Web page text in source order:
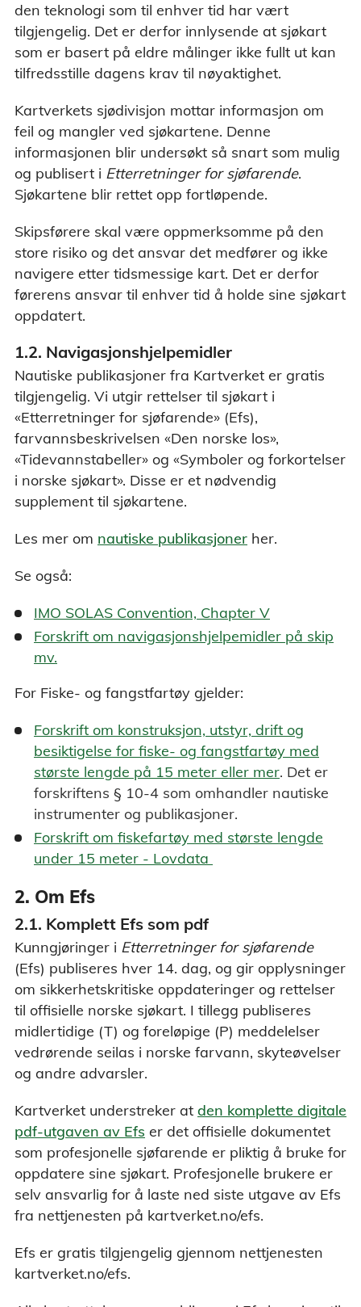
den teknologi som til enhver tid har vært
tilgjengelig. Det er derfor innlysende at sjøkart
som er basert på eldre målinger ikke fullt ut kan
tilfredsstille dagens krav til nøyaktighet.
Kartverkets sjødivisjon mottar informasjon om
feil og mangler ved sjøkartene. Denne
informasjonen blir undersøkt så snart som mulig
og publisert i Etterretninger for sjøfarende.
Sjøkartene blir rettet opp fortløpende.
Skipsførere skal være oppmerksomme på den
store risiko og det ansvar det medfører og ikke
navigere etter tidsmessige kart. Det er derfor
førerens ansvar til enhver tid å holde sine sjøkart
oppdatert.
1.2. Navigasjonshjelpemidler
Nautiske publikasjoner fra Kartverket er gratis
tilgjengelig. Vi utgir rettelser til sjøkart i
«Etterretninger for sjøfarende» (Efs),
farvannsbeskrivelsen «Den norske los»,
«Tidevannstabeller» og «Symboler og forkortelser
i norske sjøkart». Disse er et nødvendig
supplement til sjøkartene.
Les mer om nautiske publikasjoner her.
Se også:
IMO SOLAS Convention, Chapter V
Forskrift om navigasjonshjelpemidler på skip
mv.
For Fiske- og fangstfartøy gjelder:
Forskrift om konstruksjon, utstyr, drift og
besiktigelse for fiske- og fangstfartøy med
største lengde på 15 meter eller mer. Det er
forskriftens § 10-4 som omhandler nautiske
instrumenter og publikasjoner.
Forskrift om fiskefartøy med største lengde
under 15 meter - Lovdata
2. Om Efs
2.1. Komplett Efs som pdf
Kunngjøringer i Etterretninger for sjøfarende
(Efs) publiseres hver 14. dag, og gir opplysninger
om sikkerhetskritiske oppdateringer og rettelser
til offisielle norske sjøkart. I tillegg publiseres
midlertidige (T) og foreløpige (P) meddelelser
vedrørende seilas i norske farvann, skyteøvelser
og andre advarsler.
Kartverket understreker at den komplette digitale
pdf-utgaven av Efs er det offisielle dokumentet
som profesjonelle sjøfarende er pliktig å bruke for
oppdatere sine sjøkart. Profesjonelle brukere er
selv ansvarlig for å laste ned siste utgave av Efs
fra nettjenesten på kartverket.no/efs.
Efs er gratis tilgjengelig gjennom nettjenesten
kartverket.no/efs.